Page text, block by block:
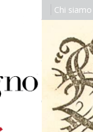
Chi siamo